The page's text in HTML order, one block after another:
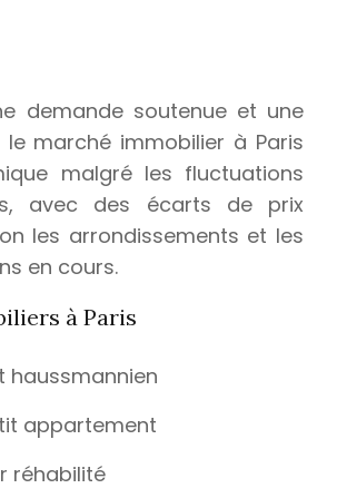
demande soutenue et une
marché immobilier à Paris
malgré les fluctuations
avec des écarts de prix
les arrondissements et les
en cours.
à Paris
haussmannien
appartement
réhabilité